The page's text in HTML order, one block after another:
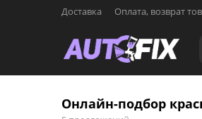
Доставка Оплата, возврат
Онлайн-подбор